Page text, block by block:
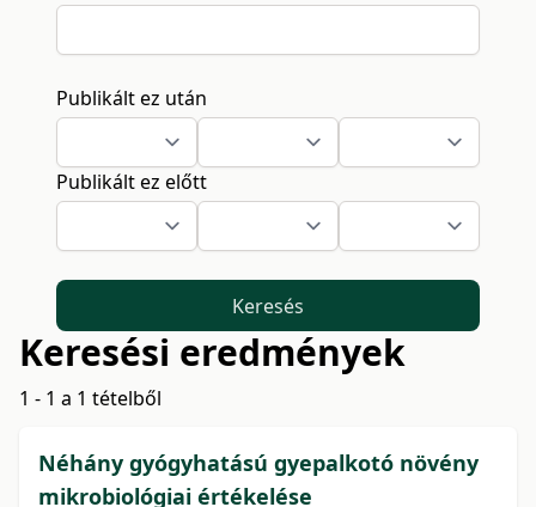
Publikált ez után
Publikált ez előtt
Keresés
Keresési eredmények
1 - 1 a 1 tételből
Néhány gyógyhatású gyepalkotó növény
mikrobiológiai értékelése